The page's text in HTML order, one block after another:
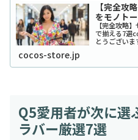
【完全攻
をモノト
【完全攻略
で揃える7選
とうござい
をワンラン
のシャンプ
cocos-store.jp
Q5愛用者が次に選
ラバー厳選7選